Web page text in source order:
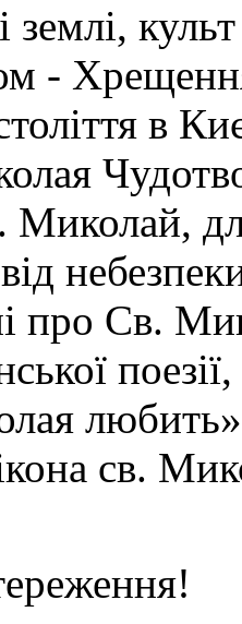
землі,
-
в
про Св.
св.